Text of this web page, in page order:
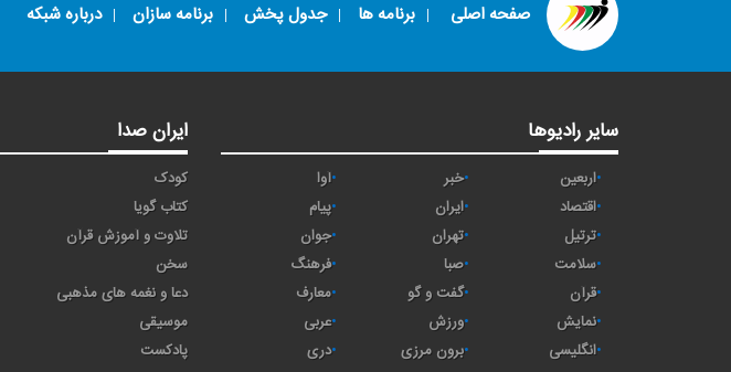
صفحه اصلی برنامه ها جدول پخش برنامه سازان درباره شبکه
سایر رادیوها
اربعین خبر
آوا
اقتصاد
ايران
پیام
ترتیل
تهران
جوان
سلامت
صبا
فرهنگ
قرآن
گفت و گو
معارف
نمایش
ورزش
عربی
انگلیسی
برون مرزی
دری
ایران صدا
کودک
کتاب گویا
تلاوت و آموزش قرآن
سخن
دعا و نغمه های مذهبی
موسیقی
پادکست